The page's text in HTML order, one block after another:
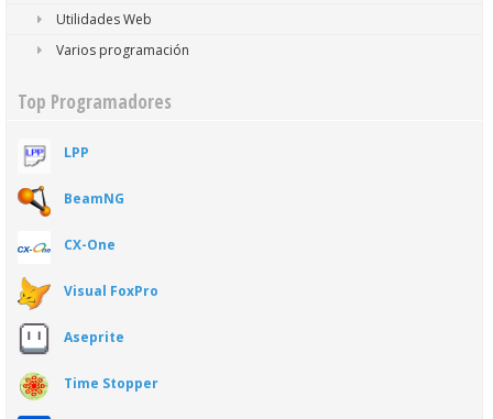
Utilidades Web
Varios programación
Top Programadores
LPP
BeamNG
CX-One
Visual FoxPro
Aseprite
Time Stopper